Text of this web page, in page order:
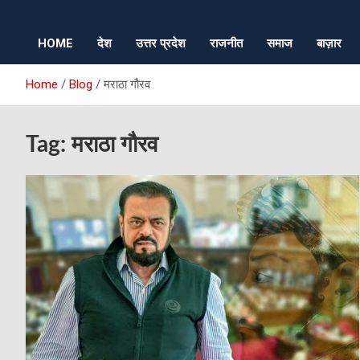
HOME देश उत्तर प्रदेश राजनीत समाज बाज़ार
Home Blog मराठा गौरव
Tag:मराठा गौरव